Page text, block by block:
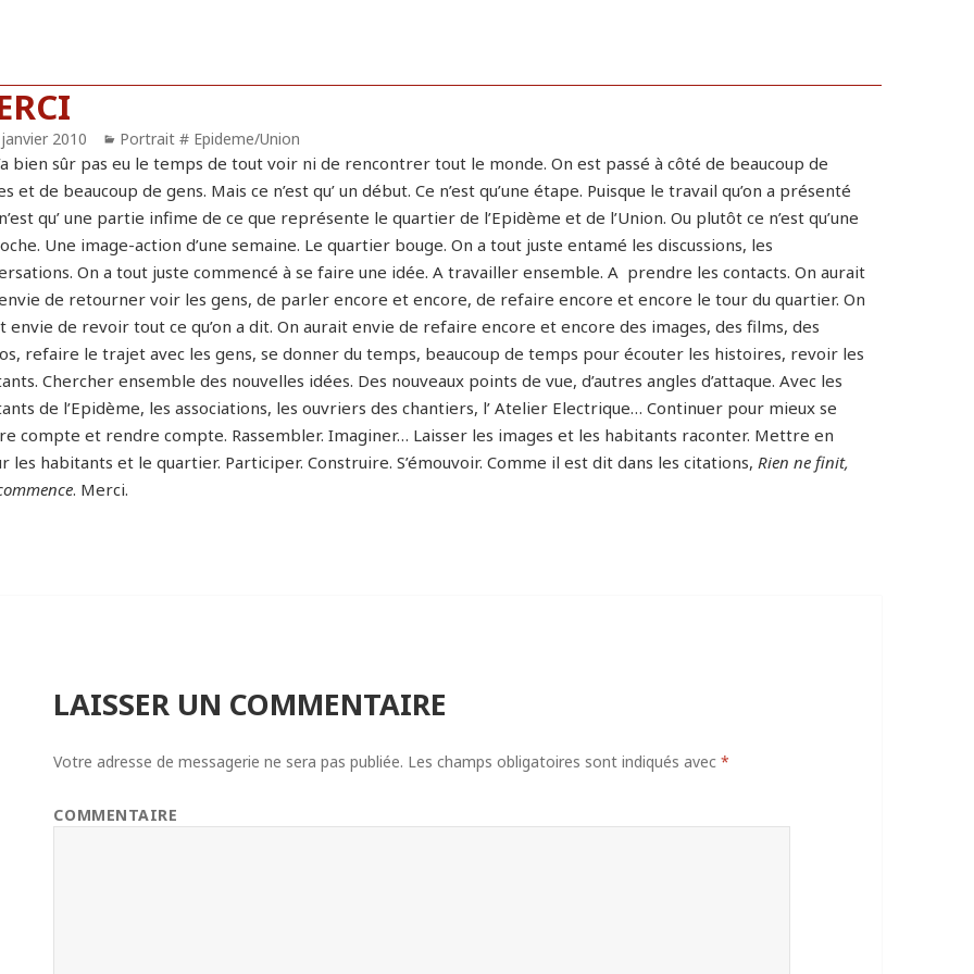
2010 Catégories
Portrait # Epideme/Union
bien sûr pas eu le temps de tout voir ni de rencontrer tout le monde. On est passé à côté de beaucoup de
et de beaucoup de gens. Mais ce n’est qu’ un début. Ce n’est qu’une étape. Puisque le travail qu’on a présenté
qu’ une partie infime de ce que représente le quartier de l’Epidème et de l’Union. Ou plutôt ce n’est qu’une
Une image-action d’une semaine. Le quartier bouge. On a tout juste entamé les discussions, les
On a tout juste commencé à se faire une idée. A travailler ensemble. A prendre les contacts. On aurait
de retourner voir les gens, de parler encore et encore, de refaire encore et encore le tour du quartier. On
envie de revoir tout ce qu’on a dit. On aurait envie de refaire encore et encore des images, des films, des
refaire le trajet avec les gens, se donner du temps, beaucoup de temps pour écouter les histoires, revoir les
Chercher ensemble des nouvelles idées. Des nouveaux points de vue, d’autres angles d’attaque. Avec les
de l’Epidème, les associations, les ouvriers des chantiers, l’ Atelier Electrique… Continuer pour mieux se
compte et rendre compte. Rassembler. Imaginer… Laisser les images et les habitants raconter. Mettre en
les habitants et le quartier. Participer. Construire. S’émouvoir. Comme il est dit dans les citations, Rien ne finit,
. Merci.
LAISSER UN COMMENTAIRE
Votre adresse de messagerie ne sera pas publiée. Les champs obligatoires sont indiqués avec*
COMMENTAIRE